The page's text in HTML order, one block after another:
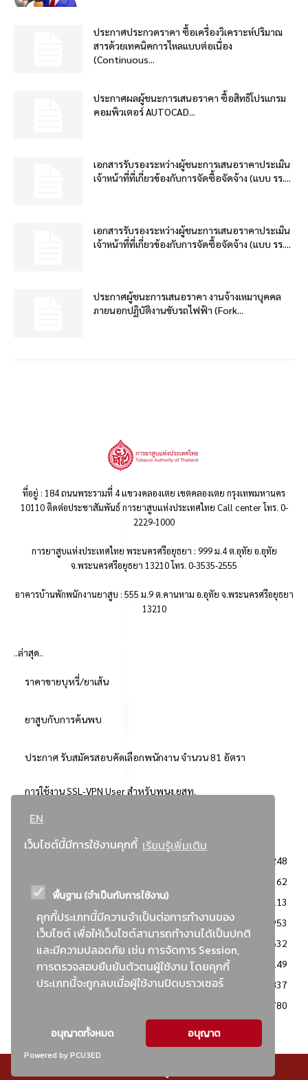
EN
เว็บไซต์นี้มีการใช้งานคุกกี้ เรียนรู้เพิ่มเติม
พื้นฐาน (จำเป็นกับการใช้งาน)
คุกกี้ประเภทนี้มีความจำเป็นต่อการทำงานของ
เว็บไซต์ เพื่อให้เว็บไซต์สามารถทำงานได้เป็นปกติ
และมีความปลอดภัย เช่น การจัดการ Session,
การตรวจสอบยืนยันตัวตนผู้ใช้งาน โดยคุกกี้
ประเภทนี้จะถูกลบเมื่อผู้ใช้งานปิดบราวเซอร์
อนุญาตทั้งหมด อนุญาต
Powered by PCU3ED
ประกาศประกวดราคา ซื้อเครื่องวิเคราะห์ปริมาณ
สารด้วยเทคนิคการไหลแบบต่อเนื่อง
(Continuous...
ประกาศผลผู้ชนะการเสนอราคา ซื้อสิทธิโปรแกรม
คอมพิวเตอร์ AUTOCAD...
เอกสารรับรองระหว่างผู้ชนะการเสนอราคาประเมิน
เจ้าหน้าที่ที่เกี่ยวข้องกับการจัดซื้อจัดจ้าง (แบบ รร....
เอกสารรับรองระหว่างผู้ชนะการเสนอราคาประเมิน
เจ้าหน้าที่ที่เกี่ยวข้องกับการจัดซื้อจัดจ้าง (แบบ รร....
ประกาศผู้ชนะการเสนอราคา งานจ้างเหมาบุคคล
ภายนอกปฏิบัติงานขับรถไฟฟ้า (Fork...
ที่อยู่ : 184 ถนนพระรามที่ 4 แขวงคลองเตย เขตคลองเตย กรุงเทพมหานคร
10110 ติดต่อประชาสัมพันธ์ การยาสูบแห่งประเทศไทย Call center โทร. 0-
2229-1000
การยาสูบแห่งประเทศไทย พระนครศรีอยุธยา : 999 ม.4 ต.อุทัย อ.อุทัย
จ.พระนครศรีอยุธยา 13210 โทร. 0-3535-2555
อาคารบ้านพักพนักงานยาสูบ : 555 ม.9 ต.คานหาม อ.อุทัย จ.พระนครศรีอยุธยา
13210
..ล่าสุด..
ราคาขายบุหรี่/ยาเส้น
ยาสูบกับการค้นพบ
ประกาศ รับสมัครสอบคัดเลือกพนักงาน จำนวน 81 อัตรา
การใช้งาน SSL-VPN User สำหรับพนง.ยสท.
..ยอดนิยม..
3248
2362
: วิธีเฉพาะเจาะจง
2113
ข่าวสาร/ประกาศ
1953
: เอกสารส่งเสริมความโปร่งใสในการจัดซื้อจัดจ้าง
1632
ข่าวสารจัดซื้อจัดจ้าง
1149
: แผนการจัดซื้อจัดจ้าง
837
780